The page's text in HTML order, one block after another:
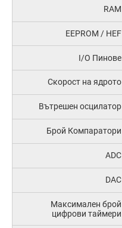
RAM
EEPROM / HEF
I/O Пинове
Скорост на ядрото
Вътрешен осцилатор
Брой Компаратори
ADC
DAC
Максимален брой
цифрови таймери